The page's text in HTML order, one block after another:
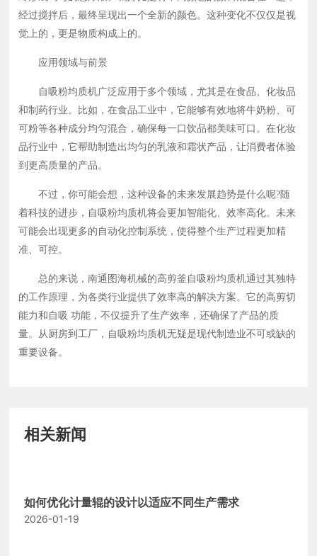
经过搅拌后，最终呈现出一个全新的颜色。这种变化不仅仅是视
觉上的，更是物质构成上的。
应用领域与前景
自吸粉均质机广泛应用于多个领域，尤其是在食品、化妆品
和制药行业。比如，在食品工业中，它能够有效地将牛奶粉、可
可粉等各种成分均匀混合，确保每一口饮品都美味可口。在化妆
品行业中，它帮助制造出均匀的乳液和霜状产品，让消费者体验
到更高质量的产品。
不过，你可能会想，这种设备的未来发展趋势是什么呢?随
着科技的进步，自吸粉均质机将会更加智能化、效率高化。未来
可能会出现更多的自动化控制系统，使得整个生产过程更加精
准、可控。
总的来说，南通图海机械的高剪釜自吸粉均质机通过其独特
的工作原理，为各类行业提供了效率高的解决方案。它的高剪切
能力和自吸 功能，不仅提升了生产效率，还确保了产品的质
量。从厨房到工厂，自吸粉均质机无疑是现代制造业不可或缺的
重要设备。
相关新闻
如何优化计量辊的设计以适应不同生产需求
2026-01-19